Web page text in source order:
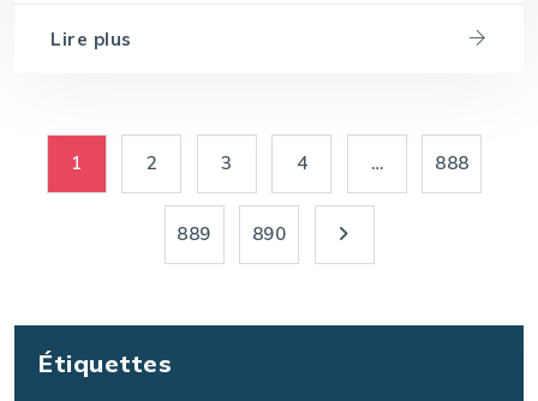
Lire plus
1 2 3 4 … 888
889 890
Étiquettes